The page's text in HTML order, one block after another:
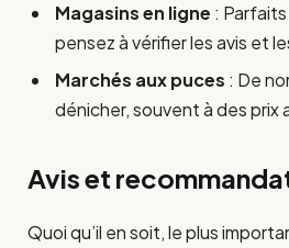
Magasins en ligne :
pensez à vérifier les avis et
Marchés aux puces : De
dénicher, souvent à des prix
Avis et
Quoi qu’il en soit, le plus